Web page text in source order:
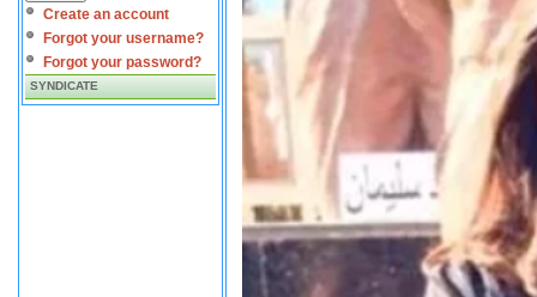
Create an account
Forgot your username?
Forgot your password?
SYNDICATE